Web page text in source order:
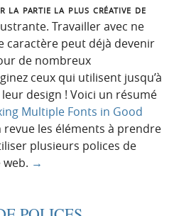
la partie la plus créative de
Travailler avec ne
caractère peut déjà devenir
de nombreux
ceux qui utilisent jusqu’à
design ! Voici un résumé
Multiple Fonts in Good
revue les éléments à prendre
plusieurs polices de
→